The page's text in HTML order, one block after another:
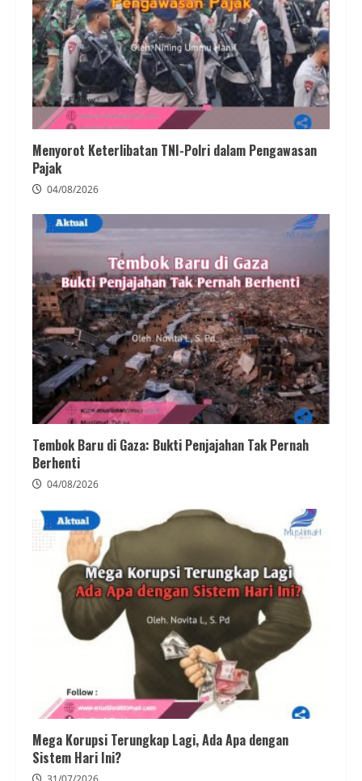
Menyorot Keterlibatan TNI-Polri dalam Pengawasan
Pajak
04/08/2026
Tembok Baru di Gaza: Bukti Penjajahan Tak Pernah
Berhenti
04/08/2026
Mega Korupsi Terungkap Lagi, Ada Apa dengan
Sistem Hari Ini?